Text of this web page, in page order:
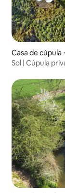
Casa de cúpula
Sol | Cúpula